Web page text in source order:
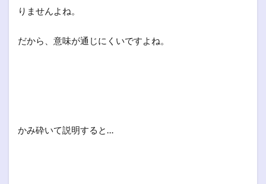
りませんよね。
だから、意味が通じにくいですよね。
かみ砕いて説明すると…